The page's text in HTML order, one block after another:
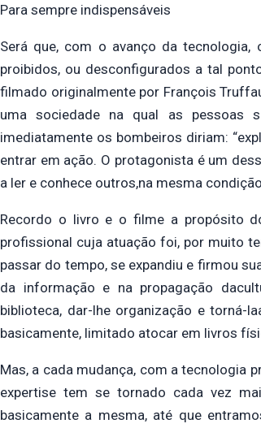
Para sempre indispensáveis
Será que, com o avanço da tecnologia,
proibidos, ou desconfigurados a tal
filmado originalmente por François
uma sociedade na qual as pessoas
imediatamente os bombeiros diriam:
entrar em ação. O protagonista é um
a ler e conhece outros,na mesma
Recordo o livro e o filme a propósito
profissional cuja atuação foi, por muito
passar do tempo, se expandiu e firmou
da informação e na propagação
biblioteca, dar-lhe organização e torná-
basicamente, limitado atocar em livros
Mas, a cada mudança, com a tecnologia
expertise tem se tornado cada vez
basicamente a mesma, até que